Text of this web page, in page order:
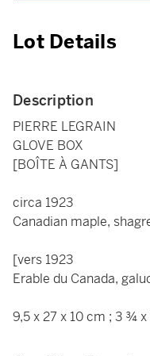
Lot Details
Description
PIERRE LEGRAIN
GLOVE BOX
[BOÎTE À GANTS]
circa 1923
Canadian maple,
[vers 1923
Erable du Canada,
9,5 x 27 x 10 cm ; 3 ¾